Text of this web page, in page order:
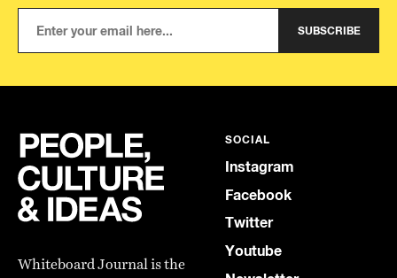
SUBSCRIBE
Whiteboard Journal is the
SOCIAL
Instagram
Facebook
Twitter
Youtube